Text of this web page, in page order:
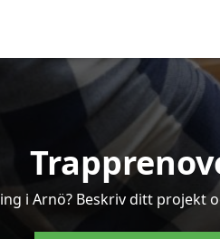
i Arnö? Beskriv ditt